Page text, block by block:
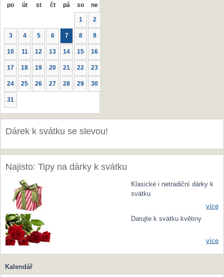
po út st čt pá so ne
1 2
3 4 5 6 7 8 9
10 11 12 13 14 15 16
17 18 19 20 21 22 23
24 25 26 27 28 29 30
31
Dárek k svátku se slevou!
Najisto: Tipy na dárky k svátku
Klasické i netradiční dárky k
svátku
více
Darujte k svátku květiny
více
Kalendář